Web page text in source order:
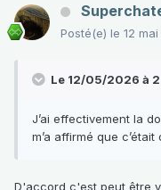
Posté(e) le 12 mai
Le 12/05/2026 à
J’ai effectivement la
m’a affirmé que c’était
D'accord c'est peut être